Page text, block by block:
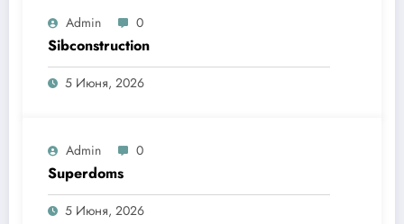
Admin 0
Sibconstruction
5 Июня, 2026
Admin 0
Superdoms
5 Июня, 2026